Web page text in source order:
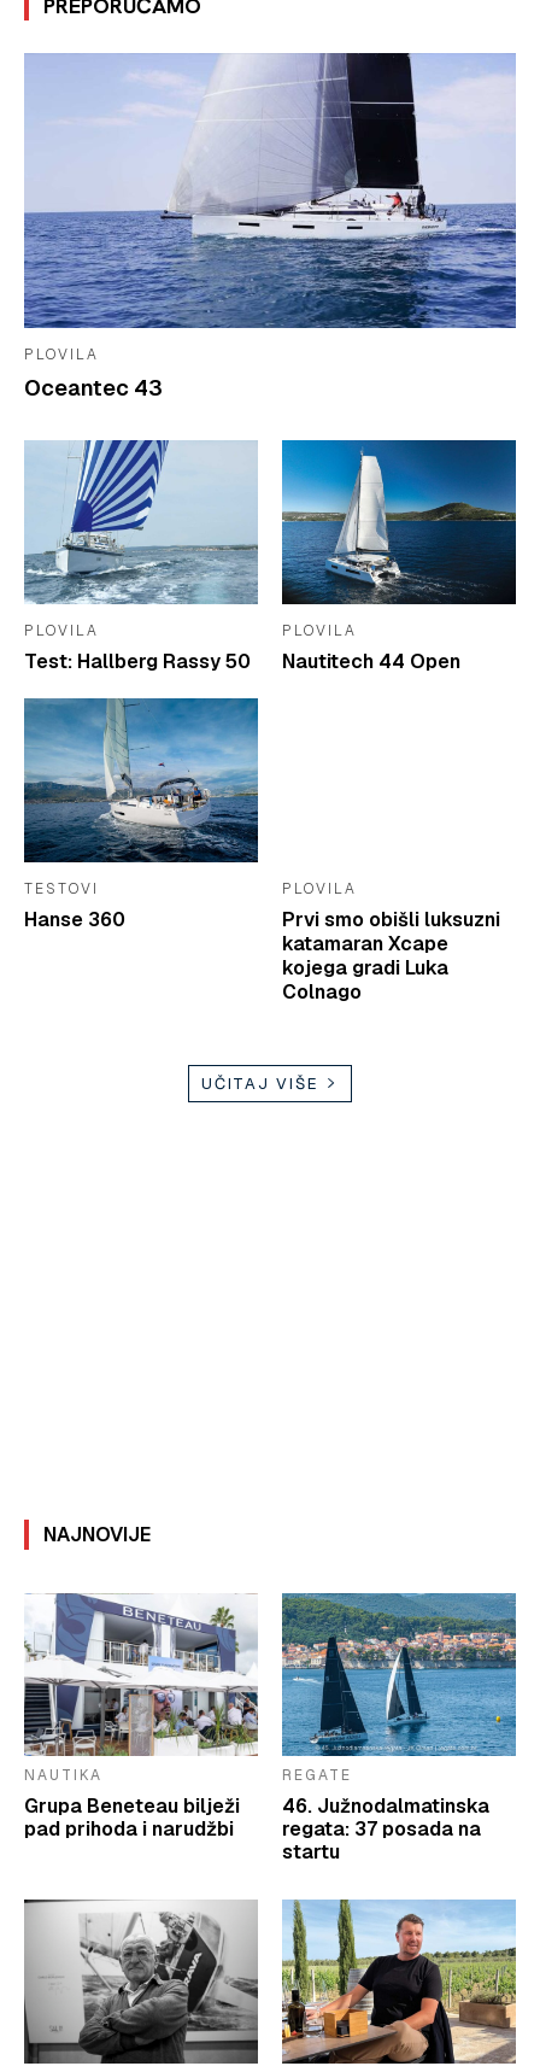
PLOVILA
Oceantec 43
PLOVILA
Test: Hallberg Rassy 50
PLOVILA
Nautitech 44 Open
TESTOVI
Hanse 360
PLOVILA
Prvi smo obišli luksuzni
katamaran Xcape
kojega gradi Luka
Colnago
UČITAJ VIŠE
NAJNOVIJE
NAUTIKA
Grupa Beneteau bilježi
pad prihoda i narudžbi
REGATE
46. Južnodalmatinska
regata: 37 posada na
startu